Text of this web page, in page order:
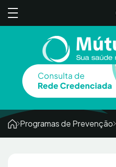
Programas de Prevenção